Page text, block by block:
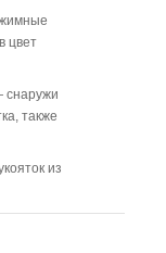
цвет
снаружи
также
из